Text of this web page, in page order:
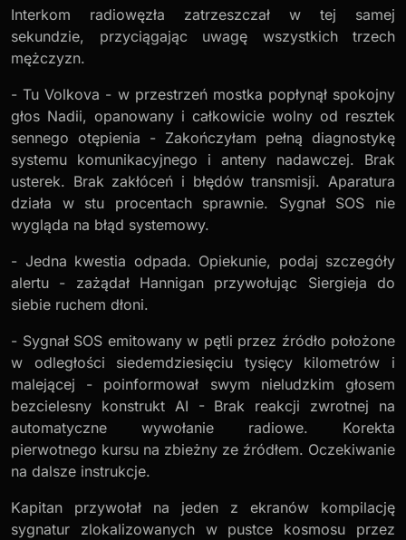
Interkom radiowęzła zatrzeszczał w tej samej
sekundzie, przyciągając uwagę wszystkich trzech
mężczyzn.
- Tu Volkova - w przestrzeń mostka popłynął spokojny
głos Nadii, opanowany i całkowicie wolny od resztek
sennego otępienia - Zakończyłam pełną diagnostykę
systemu komunikacyjnego i anteny nadawczej. Brak
usterek. Brak zakłóceń i błędów transmisji. Aparatura
działa w stu procentach sprawnie. Sygnał SOS nie
wygląda na błąd systemowy.
- Jedna kwestia odpada. Opiekunie, podaj szczegóły
alertu - zażądał Hannigan przywołując Siergieja do
siebie ruchem dłoni.
- Sygnał SOS emitowany w pętli przez źródło położone
w odległości siedemdziesięciu tysięcy kilometrów i
malejącej - poinformował swym nieludzkim głosem
bezcielesny konstrukt AI - Brak reakcji zwrotnej na
automatyczne wywołanie radiowe. Korekta
pierwotnego kursu na zbieżny ze źródłem. Oczekiwanie
na dalsze instrukcje.
Kapitan przywołał na jeden z ekranów kompilację
sygnatur zlokalizowanych w pustce kosmosu przez